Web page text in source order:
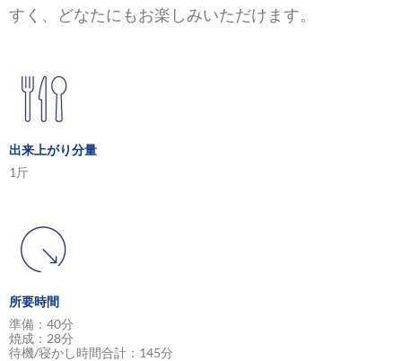
すく、どなたにもお楽しみいただけます。
出来上がり分量
1斤
所要時間
準備：40分
焼成：28分
待機/寝かし時間合計：145分